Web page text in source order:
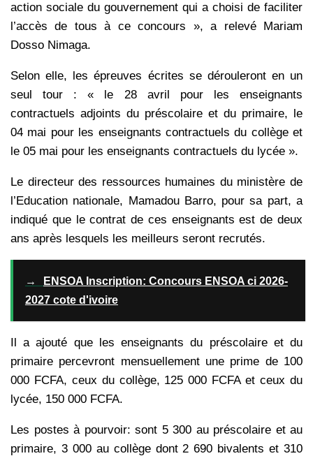
action sociale du gouvernement qui a choisi de faciliter
l’accès de tous à ce concours », a relevé Mariam
Dosso Nimaga.
Selon elle, les épreuves écrites se dérouleront en un
seul tour : « le 28 avril pour les enseignants
contractuels adjoints du préscolaire et du primaire, le
04 mai pour les enseignants contractuels du collège et
le 05 mai pour les enseignants contractuels du lycée ».
Le directeur des ressources humaines du ministère de
l’Education nationale, Mamadou Barro, pour sa part, a
indiqué que le contrat de ces enseignants est de deux
ans après lesquels les meilleurs seront recrutés.
→
ENSOA Inscription: Concours ENSOA ci 2026-
2027 cote d'ivoire
Il a ajouté que les enseignants du préscolaire et du
primaire percevront mensuellement une prime de 100
000 FCFA, ceux du collège, 125 000 FCFA et ceux du
lycée, 150 000 FCFA.
Les postes à pourvoir: sont 5 300 au préscolaire et au
primaire, 3 000 au collège dont 2 690 bivalents et 310